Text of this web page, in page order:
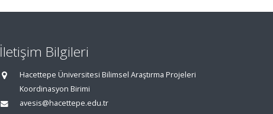
İletişim Bilgileri
Hacettepe Üniversitesi Bilimsel Araştırma Projeleri
Koordinasyon Birimi
avesis@hacettepe.edu.tr